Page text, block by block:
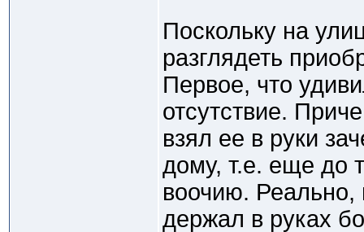
Поскольку на
разглядеть
Первое, что
отсутствие.
взял ее в руки
дому, т.е. еще до
воочию.
держал в руках